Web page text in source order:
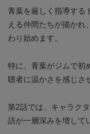
青葉を厳しく指導する
える仲間たちが描かれ
わり始めます。
特に、青葉がジムで初
聴者に温かさを感じさ
第2話では、キャラク
語が一層深みを増して